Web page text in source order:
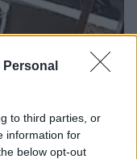
to third parties, or
information for
below opt-out